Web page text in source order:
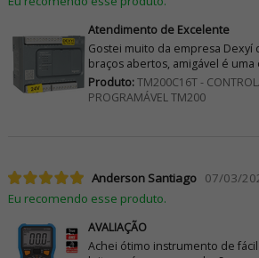
Atendimento de Excelente
Gostei muito da empresa
braços abertos, amigável é
Produto:TM200C16T -
PROGRAMÁVEL TM200
Anderson Santiago 07/03/
Eu recomendo esse produto.
AVALIAÇÃO
Achei ótimo instrumento de